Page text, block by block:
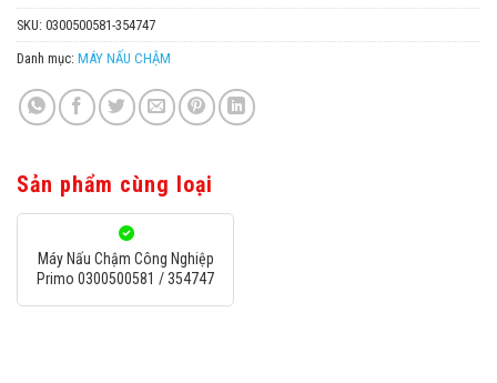
SKU: 0300500581-354747
Danh mục: MÁY NẤU CHẬM
Sản phẩm cùng loại
Máy Nấu Chậm Công Nghiệp
Primo 0300500581 / 354747